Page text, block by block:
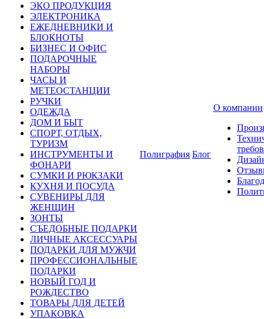
ЭКО ПРОДУКЦИЯ
ЭЛЕКТРОНИКА
ЕЖЕДНЕВНИКИ И
БЛОКНОТЫ
БИЗНЕС И ОФИС
ПОДАРОЧНЫЕ
НАБОРЫ
ЧАСЫ И
МЕТЕОСТАНЦИИ
РУЧКИ
ОДЕЖДА
ДОМ И БЫТ
СПОРТ, ОТДЫХ,
ТУРИЗМ
ИНСТРУМЕНТЫ И
ФОНАРИ
СУМКИ И РЮКЗАКИ
КУХНЯ И ПОСУДА
СУВЕНИРЫ ДЛЯ
ЖЕНЩИН
ЗОНТЫ
СЪЕДОБНЫЕ ПОДАРКИ
ЛИЧНЫЕ АКСЕССУАРЫ
ПОДАРКИ ДЛЯ МУЖЧИ
ПРОФЕССИОНАЛЬНЫЕ
ПОДАРКИ
НОВЫЙ ГОД И
РОЖДЕСТВО
ТОВАРЫ ДЛЯ ДЕТЕЙ
УПАКОВКА
Полиграфия Блог
О компании